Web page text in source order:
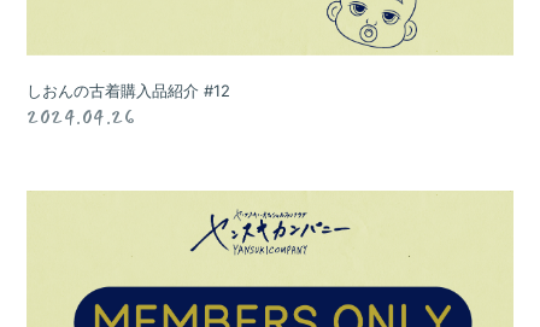
しおんの古着購入品紹介 #12
2024.04.26